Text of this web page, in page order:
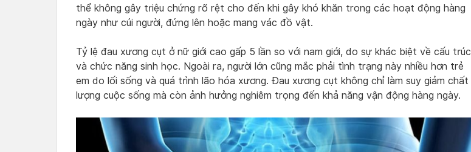
thể không gây triệu chứng rõ rệt cho đến khi gây khó khăn trong các hoạt động hàng
ngày như cúi người, đứng lên hoặc mang vác đồ vật.
Tỷ lệ đau xương cụt ở nữ giới cao gấp 5 lần so với nam giới, do sự khác biệt về cấu trúc
và chức năng sinh học. Ngoài ra, người lớn cũng mắc phải tình trạng này nhiều hơn trẻ
em do lối sống và quá trình lão hóa xương. Đau xương cụt không chỉ làm suy giảm chất
lượng cuộc sống mà còn ảnh hưởng nghiêm trọng đến khả năng vận động hàng ngày.